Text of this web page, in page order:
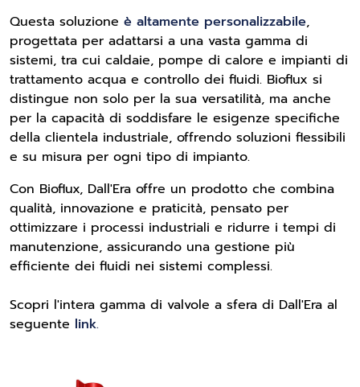
Questa soluzione è altamente personalizzabile,
progettata per adattarsi a una vasta gamma di
sistemi, tra cui caldaie, pompe di calore e impianti di
trattamento acqua e controllo dei fluidi. Bioflux si
distingue non solo per la sua versatilità, ma anche
per la capacità di soddisfare le esigenze specifiche
della clientela industriale, offrendo soluzioni flessibili
e su misura per ogni tipo di impianto.
Con Bioflux, Dall'Era offre un prodotto che combina
qualità, innovazione e praticità, pensato per
ottimizzare i processi industriali e ridurre i tempi di
manutenzione, assicurando una gestione più
efficiente dei fluidi nei sistemi complessi.
Scopri l'intera gamma di valvole a sfera di Dall'Era al
seguente link.